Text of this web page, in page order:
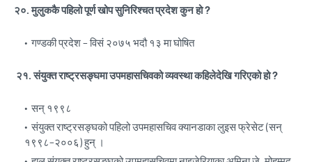
२०. मुलुककै पहिलो पूर्ण खोप सुनिरिश्चत प्रदेश कुन हो ?
गण्डकी प्रदेश – विसं २०७५ भदौ १३ मा घोषित
२१. संयुक्त राष्ट्रसङ्घमा उपमहासचिवको व्यवस्था कहिलेदेखि गरिएको हो ?
सन् १९९८
संयुक्त राष्ट्रसङ्घको पहिलो उपमहासचिव क्यानडाका लुइस फ्रेसेट (सन्
१९९८–२००६) हुन् ।